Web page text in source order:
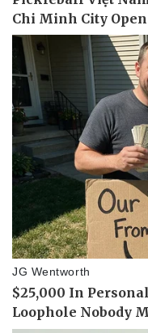
Thể thao
Bóng đá
Lịch thi đấu bóng đá
Thế giới thể thao
eSports
Hậu trường